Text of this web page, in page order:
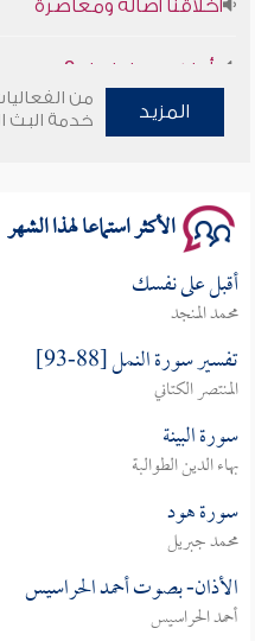
سلسلة محاضرات نفحات
المزيد
من
خدمة البث
الأكثر استماعا لهذا الشهر
أقبل على نفسك
محمد المنجد
تفسير سورة النمل [88-93]
المنتصر الكتاني
سورة البينة
بهاء الدين الطوالبة
سورة هود
محمد جبريل
الأذان- بصوت أحمد الحراسيس
أحمد الحراسيس